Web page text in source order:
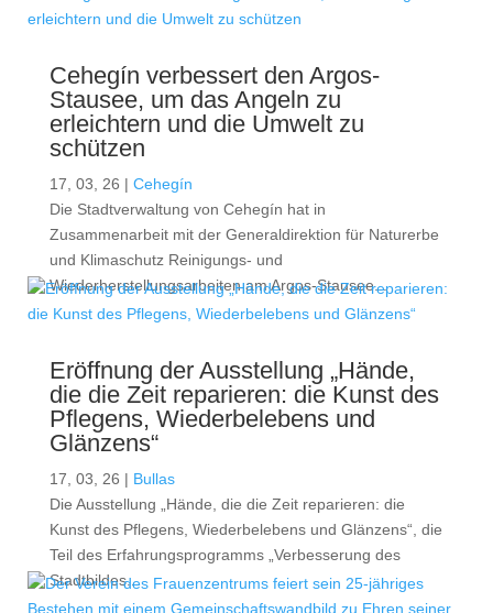
Cehegín verbessert den Argos-
Stausee, um das Angeln zu
erleichtern und die Umwelt zu
schützen
17, 03, 26 | Cehegín
Die Stadtverwaltung von Cehegín hat in
Zusammenarbeit mit der Generaldirektion für Naturerbe
und Klimaschutz Reinigungs- und
Wiederherstellungsarbeiten am Argos-Stausee...
Eröffnung der Ausstellung „Hände,
die die Zeit reparieren: die Kunst des
Pflegens, Wiederbelebens und
Glänzens“
17, 03, 26 | Bullas
Die Ausstellung „Hände, die die Zeit reparieren: die
Kunst des Pflegens, Wiederbelebens und Glänzens“, die
Teil des Erfahrungsprogramms „Verbesserung des
Stadtbildes...